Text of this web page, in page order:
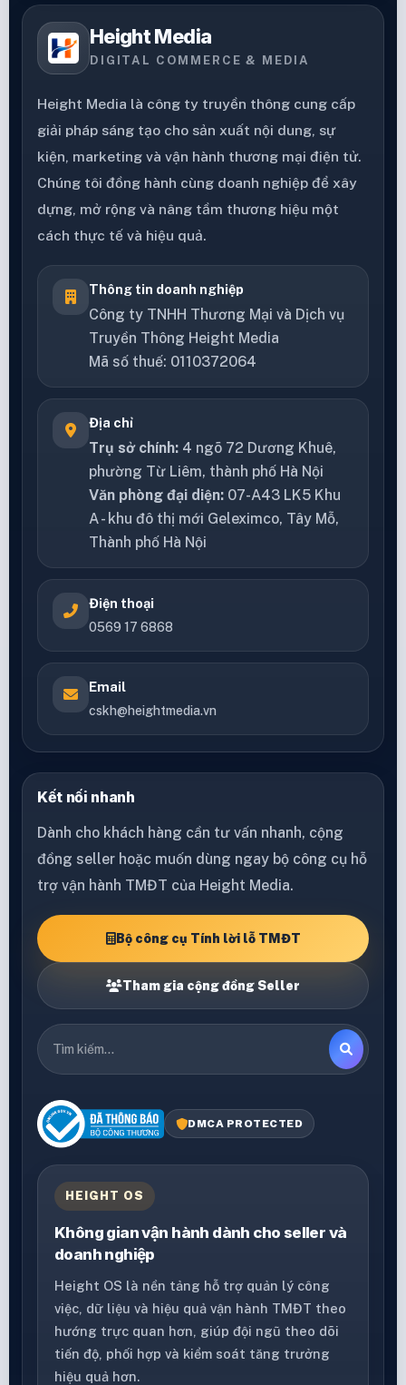
Height Media
DIGITAL COMMERCE & MEDIA
Height Media là công ty truyền thông cung cấp
giải pháp sáng tạo cho sản xuất nội dung, sự
kiện, marketing và vận hành thương mại điện tử.
Chúng tôi đồng hành cùng doanh nghiệp để xây
dựng, mở rộng và nâng tầm thương hiệu một
cách thực tế và hiệu quả.
Thông tin doanh nghiệp
Công ty TNHH Thương Mại và Dịch vụ
Truyền Thông Height Media
Mã số thuế: 0110372064
Địa chỉ
Trụ sở chính: 4 ngõ 72 Dương Khuê,
phường Từ Liêm, thành phố Hà Nội
Văn phòng đại diện: 07-A43 LK5 Khu
A - khu đô thị mới Geleximco, Tây Mỗ,
Thành phố Hà Nội
Điện thoại
0569 17 6868
Email
cskh@heightmedia.vn
Kết nối nhanh
Dành cho khách hàng cần tư vấn nhanh, cộng
đồng seller hoặc muốn dùng ngay bộ công cụ hỗ
trợ vận hành TMĐT của Height Media.
Bộ công cụ Tính lời lỗ TMĐT
Tham gia cộng đồng Seller
DMCA PROTECTED
HEIGHT OS
Không gian vận hành dành cho seller và
doanh nghiệp
Height OS là nền tảng hỗ trợ quản lý công
việc, dữ liệu và hiệu quả vận hành TMĐT theo
hướng trực quan hơn, giúp đội ngũ theo dõi
tiến độ, phối hợp và kiểm soát tăng trưởng
hiệu quả hơn.